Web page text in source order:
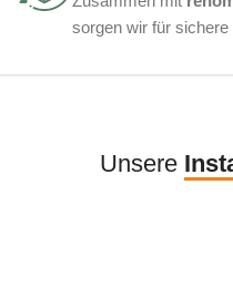
sorgen wir für
Unsere